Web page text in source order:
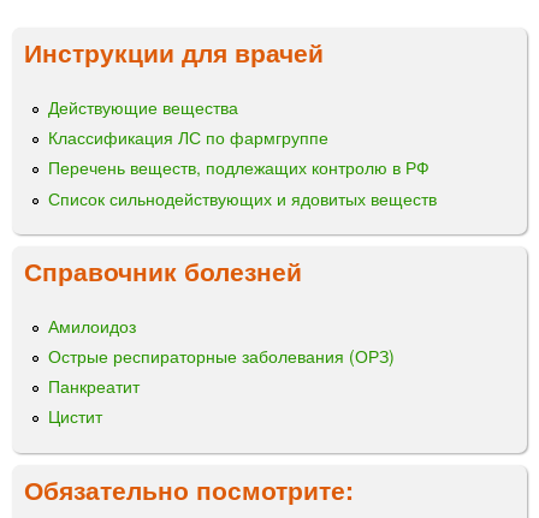
Инструкции для врачей
Действующие вещества
Классификация ЛС по фармгруппе
Перечень веществ, подлежащих контролю в РФ
Список сильнодействующих и ядовитых веществ
Справочник болезней
Амилоидоз
Острые респираторные заболевания (ОРЗ)
Панкреатит
Цистит
Обязательно посмотрите: